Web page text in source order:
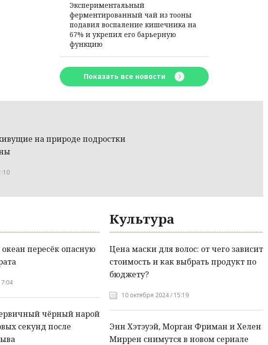
Экспериментальный
ферментированный чай из тооны
подавил воспаление кишечника на
67% и укрепил его барьерную
функцию
Показать все новости
на природе подростки
пересёк опасную
чёрный нарой
секунд после
Культура
Цена маски для волос: от чего зависит
стоимость и как выбрать продукт по
бюджету?
10 октября 2024 / 15:19
Энн Хэтэуэй, Морган Фриман и Хелен
Миррен снимутся в новом сериале